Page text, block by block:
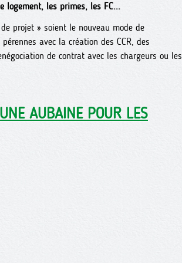
logement, les primes, les FC...
projet » soient le nouveau mode de
avec la création des CCR, des
de contrat avec les chargeurs ou les
AUBAINE POUR LES